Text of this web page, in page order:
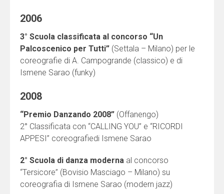
2006
3° Scuola classificata al concorso “Un
Palcoscenico per Tutti” (Settala – Milano) per le
coreografie di A. Campogrande (classico) e di
Ismene Sarao (funky)
2008
“Premio Danzando 2008” (Offanengo)
2° Classificata con “CALLING YOU” e “RICORDI
APPESI” coreografiedi Ismene Sarao
2° Scuola di danza moderna al concorso
“Tersicore” (Bovisio Masciago – Milano) su
coreografia di Ismene Sarao (modern jazz)